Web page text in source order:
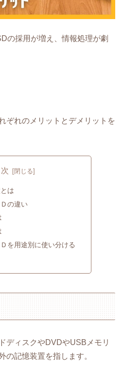
の採用が増え、情報処理が劇
ぞれのメリットとデメリットを
次
は
の違い
を用途別に使い分ける
ディスクやDVDやUSBメモリ
の記憶装置を指します。